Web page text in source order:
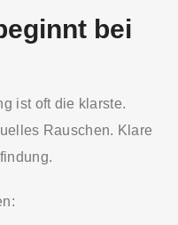
bei
ist oft die klarste.
Rauschen. Klare